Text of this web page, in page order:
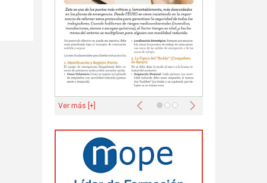
Anterior Siguiente
Ver más [+]